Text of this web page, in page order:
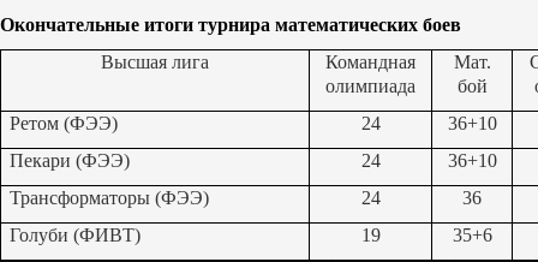
Окончательные итоги турнира математических боев
Высшая лига
Командная
олимпиада
Мат.
бой
Ретом (ФЭЭ)
24
36+10
Пекари (ФЭЭ)
24
36+10
Трансформаторы (ФЭЭ)
24
36
Голуби (ФИВТ)
19
35+6